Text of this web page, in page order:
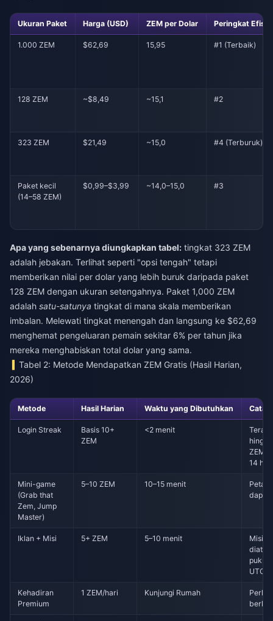
Ukuran Paket Harga (USD) ZEM per Dolar Peringkat
1.000 ZEM $62,69 15,95 #1 (Terbaik)
128 ZEM ~$8,49 ~15,1 #2
323 ZEM $21,49 ~15,0 #4 (Terburuk)
Paket kecil
(14–58 ZEM)
$0,99–$3,99 ~14,0–15,0 #3
Apa yang sebenarnya diungkapkan tabel: tingkat 323 ZEM
adalah jebakan. Terlihat seperti "opsi tengah" tetapi
memberikan nilai per dolar yang lebih buruk daripada paket
128 ZEM dengan ukuran setengahnya. Paket 1,000 ZEM
adalah satu-satunya tingkat di mana skala memberikan
imbalan. Melewati tingkat menengah dan langsung ke $62,69
menghemat pengeluaran pemain sekitar 6% per tahun jika
mereka menghabiskan total dolar yang sama.
Tabel 2: Metode Mendapatkan ZEM Gratis (Hasil Harian,
2026)
Metode Hasil Harian Waktu yang Dibutuhkan
Login Streak
Basis 10+
ZEM
<2 menit
ZEM
14 hari
Mini-game
(Grab that
Zem, Jump
Master)
5–10 ZEM 10–15 menit
Peta
dapat
Iklan + Misi 5+ ZEM 5–10 menit
Misi
diatur
pukul
UTC
Kehadiran
Premium
1 ZEM/hari Kunjungi Rumah
Perlu